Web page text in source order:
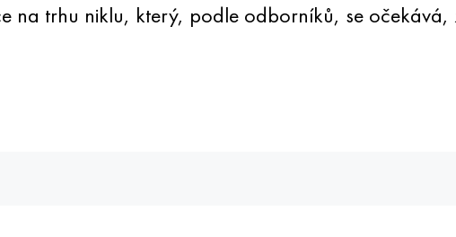
na trhu niklu, který, podle odborníků, se očekává,